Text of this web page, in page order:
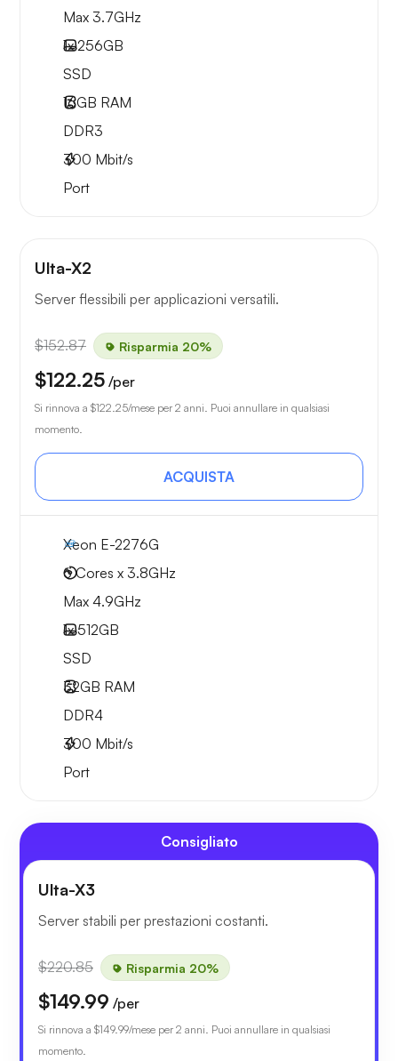
Max 3.7GHz
1x256GB
SSD
16GB RAM
DDR3
300 Mbit/s
Port
Ulta-X2
Server flessibili per applicazioni versatili.
$152.87 Risparmia 20%
$122.25 /per
Si rinnova a $122.25/mese per 2 anni. Puoi annullare in qualsiasi
momento.
ACQUISTA
Xeon E-2276G
6 Cores x 3.8GHz
Max 4.9GHz
1x512GB
SSD
32GB RAM
DDR4
300 Mbit/s
Port
Consigliato
Ulta-X3
Server stabili per prestazioni costanti.
$220.85 Risparmia 20%
$149.99 /per
Si rinnova a $149.99/mese per 2 anni. Puoi annullare in qualsiasi
momento.